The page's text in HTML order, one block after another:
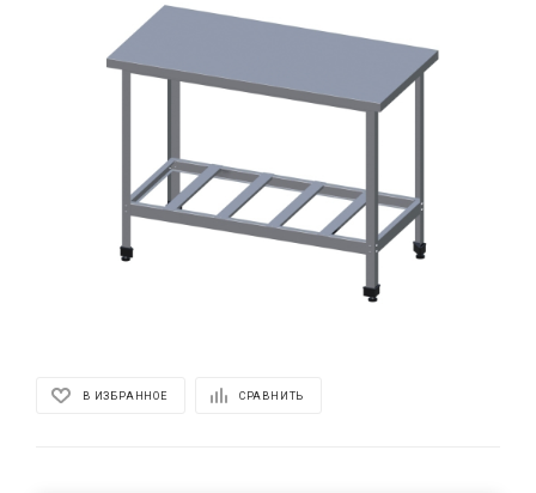
В ИЗБРАННОЕ СРАВНИТЬ